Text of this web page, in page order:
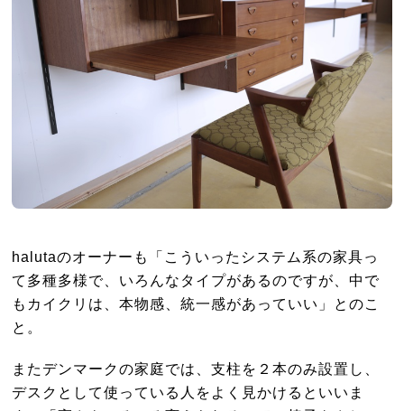
halutaのオーナーも「こういったシステム系の家具っ
て多種多様で、いろんなタイプがあるのですが、中で
もカイクリは、本物感、統一感があっていい」とのこ
と。
またデンマークの家庭では、支柱を２本のみ設置し、
デスクとして使っている人をよく見かけるといいま